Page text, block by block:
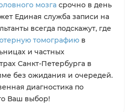
мозга срочно в день
Единая служба записи на
всегда подскажут, где
томографию в
и частных
Санкт-Петербурга в
без ожидания и очередей.
диагностика по
Ваш выбор!